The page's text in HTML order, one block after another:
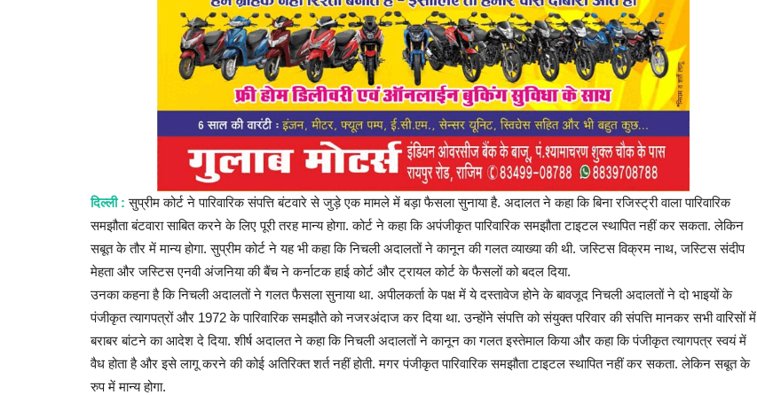
दिल्ली : सुप्रीम कोर्ट ने पारिवारिक संपत्ति बंटवारे से जुड़े एक मामले में बड़ा फैसला सुनाया है. अदालत ने कहा कि बिना रजिस्ट्री वाला पारिवारिक
समझौता बंटवारा साबित करने के लिए पूरी तरह मान्य होगा. कोर्ट ने कहा कि अपंजीकृत पारिवारिक समझौता टाइटल स्थापित नहीं कर सकता. लेकिन
सबूत के तौर में मान्य होगा. सुप्रीम कोर्ट ने यह भी कहा कि निचली अदालतों ने कानून की गलत व्याख्या की थी. जस्टिस विक्रम नाथ, जस्टिस संदीप
मेहता और जस्टिस एनवी अंजनिया की बैंच ने कर्नाटक हाई कोर्ट और ट्रायल कोर्ट के फैसलों को बदल दिया.
उनका कहना है कि निचली अदालतों ने गलत फैसला सुनाया था. अपीलकर्ता के पक्ष में ये दस्तावेज होने के बावजूद निचली अदालतों ने दो भाइयों के
पंजीकृत त्यागपत्रों और 1972 के पारिवारिक समझौते को नजरअंदाज कर दिया था. उन्होंने संपत्ति को संयुक्त परिवार की संपत्ति मानकर सभी वारिसों में
बराबर बांटने का आदेश दे दिया. शीर्ष अदालत ने कहा कि निचली अदालतों ने कानून का गलत इस्तेमाल किया और कहा कि पंजीकृत त्यागपत्र स्वयं में
वैध होता है और इसे लागू करने की कोई अतिरिक्त शर्त नहीं होती. मगर पंजीकृत पारिवारिक समझौता टाइटल स्थापित नहीं कर सकता. लेकिन सबूत के
रुप में मान्य होगा.
मैगज़ीन की लेख